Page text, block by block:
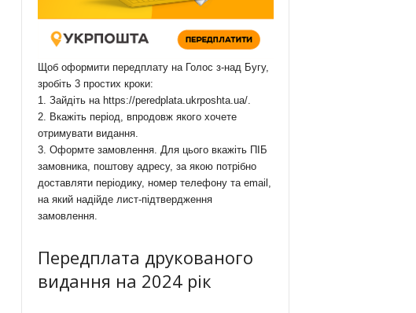
Щоб оформити передплату на Голос з-над Бугу,
зробіть 3 простих кроки:
1. Зайдіть на https://peredplata.ukrposhta.ua/.
2. Вкажіть період, впродовж якого хочете
отримувати видання.
3. Оформте замовлення. Для цього вкажіть ПІБ
замовника, поштову адресу, за якою потрібно
доставляти періодику, номер телефону та email,
на який надійде лист-підтвердження
замовлення.
Передплата друкованого
видання на 2024 рік